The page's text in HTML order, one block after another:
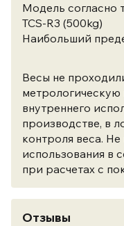
Модель согласно
TCS-R3 (500kg)
Наибольший
Весы не
метрологическую
внутреннего
производстве, в
контроля веса.
использования в
при расчетах с
Отзывы